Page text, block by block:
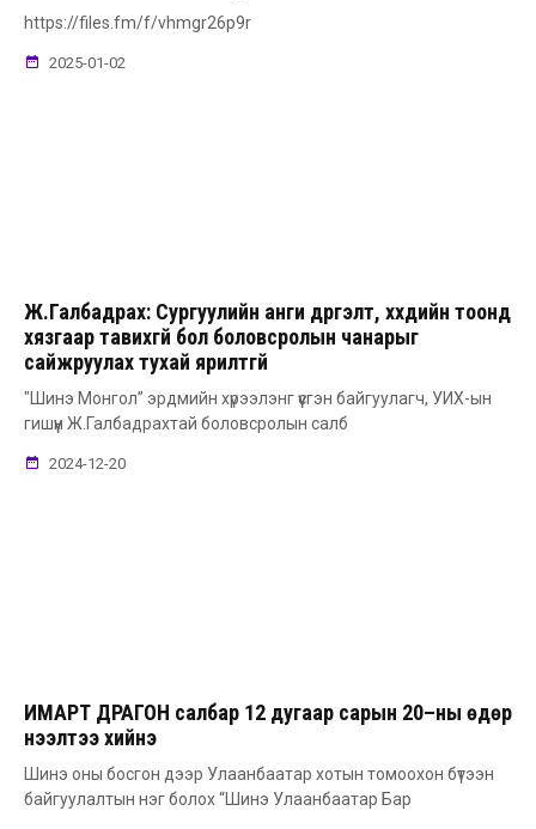
https://files.fm/f/vhmgr26p9r
2025-01-02
Ж.Галбадрах: Сургуулийн анги дүүргэлт, хүүхдийн тоонд
хязгаар тавихгүй бол боловсролын чанарыг
сайжруулах тухай ярилтгүй
"Шинэ Монгол” эрдмийн хүрээлэнг үүсгэн байгуулагч, УИХ-ын
гишүүн Ж.Галбадрахтай боловсролын салб
2024-12-20
ИМАРТ ДРАГОН салбар 12 дугаар сарын 20–ны өдөр
нээлтээ хийнэ
Шинэ оны босгон дээр Улаанбаатар хотын томоохон бүтээн
байгуулалтын нэг болох ‘‘Шинэ Улаанбаатар Бар